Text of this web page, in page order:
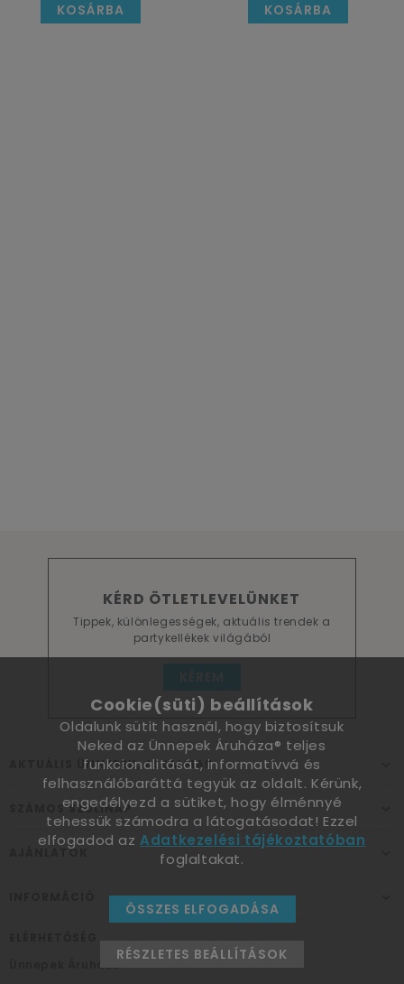
KOSÁRBA
KOSÁRBA
KÉRD ÖTLETLEVELÜNKET
Tippek, különlegességek, aktuális trendek a
partykellékek világából
AKTUÁLIS ÜNNEPEK, ALKALMAK
SZÁMOS SZÜLINAP
AJÁNLATOK
Ünnepek Áruháza
Cookie(süti) beállítások
Oldalunk sütit használ, hogy biztosítsuk
Neked az Ünnepek Áruháza® teljes
funkcionalitását, informatívvá és
felhasználóbaráttá tegyük az oldalt. Kérünk,
engedélyezd a sütiket, hogy élménnyé
tehessük számodra a látogatásodat! Ezzel
elfogadod azAdatkezelési tájékoztatóban
foglaltakat.
ÖSSZES ELFOGADÁSA
RÉSZLETES BEÁLLÍTÁSOK